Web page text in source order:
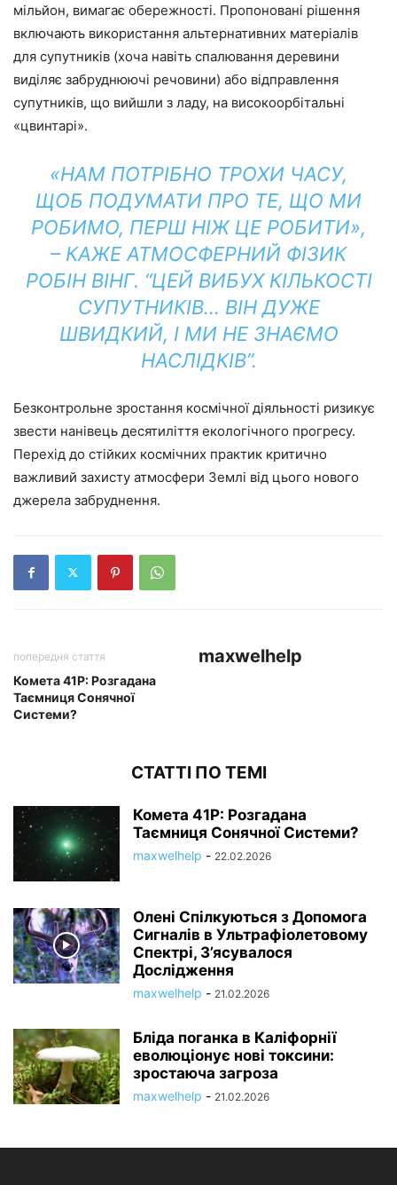
мільйон, вимагає обережності. Пропоновані рішення
включають використання альтернативних матеріалів
для супутників (хоча навіть спалювання деревини
виділяє забруднюючі речовини) або відправлення
супутників, що вийшли з ладу, на високоорбітальні
«цвинтарі».
«НАМ ПОТРІБНО ТРОХИ ЧАСУ,
ЩОБ ПОДУМАТИ ПРО ТЕ, ЩО МИ
РОБИМО, ПЕРШ НІЖ ЦЕ РОБИТИ»,
– КАЖЕ АТМОСФЕРНИЙ ФІЗИК
РОБІН ВІНГ. “ЦЕЙ ВИБУХ КІЛЬКОСТІ
СУПУТНИКІВ… ВІН ДУЖЕ
ШВИДКИЙ, І МИ НЕ ЗНАЄМО
НАСЛІДКІВ”.
Безконтрольне зростання космічної діяльності ризикує
звести нанівець десятиліття екологічного прогресу.
Перехід до стійких космічних практик критично
важливий захисту атмосфери Землі від цього нового
джерела забруднення.
попередня стаття
Комета 41P: Розгадана
Таємниця Сонячної
Системи?
maxwelhelp
СТАТТІ ПО ТЕМІ
Комета 41P: Розгадана
Таємниця Сонячної Системи?
maxwelhelp - 22.02.2026
Олені Спілкуються з Допомога
Сигналів в Ультрафіолетовому
Спектрі, З’ясувалося
Дослідження
maxwelhelp - 21.02.2026
Бліда поганка в Каліфорнії
еволюціонує нові токсини:
зростаюча загроза
maxwelhelp - 21.02.2026